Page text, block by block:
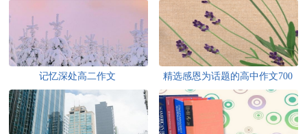
记忆深处高二作文
精选感恩为话题的高中作文700
字集锦八篇